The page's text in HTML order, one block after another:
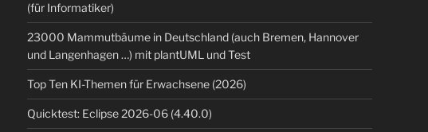
(für Informatiker)
23000 Mammutbäume in Deutschland (auch Bremen, Hannover
und Langenhagen …) mit plantUML und Test
Top Ten KI-Themen für Erwachsene (2026)
Quicktest: Eclipse 2026-06 (4.40.0)